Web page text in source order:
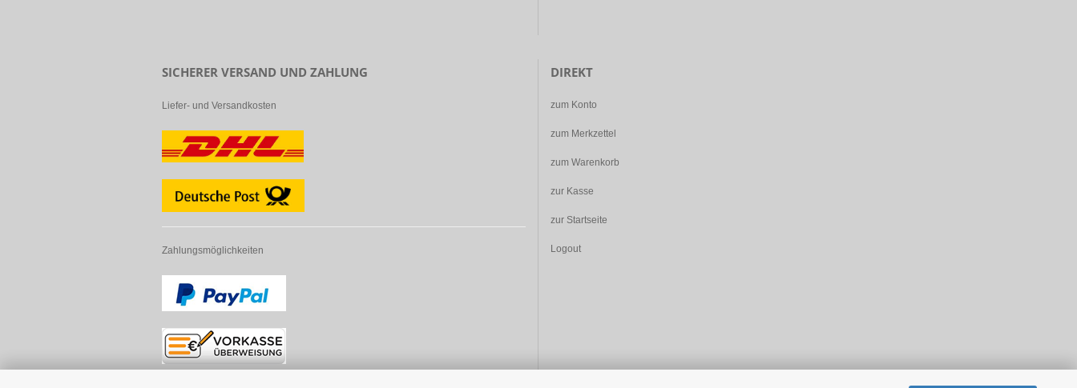
SICHERER VERSAND UND ZAHLUNG
Liefer- und Versandkosten
Zahlungsmöglichkeiten
DIREKT
zum Konto
zum Merkzettel
zum Warenkorb
zur Kasse
zur Startseite
Logout